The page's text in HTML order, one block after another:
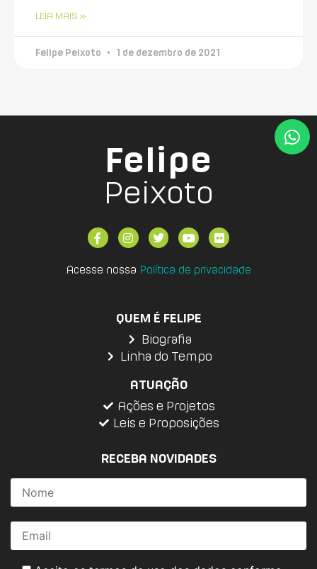
LEIA MAIS »
Felipe Peixoto 1 de dezembro de 2021
Felipe
Peixoto
Acesse nossa Política de privacidade
QUEM É FELIPE
Biografia
Linha do Tempo
ATUAÇÃO
Ações e Projetos
Leis e Proposições
RECEBA NOVIDADES